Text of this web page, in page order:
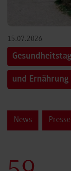
15.07.2026
und Ernährung
News